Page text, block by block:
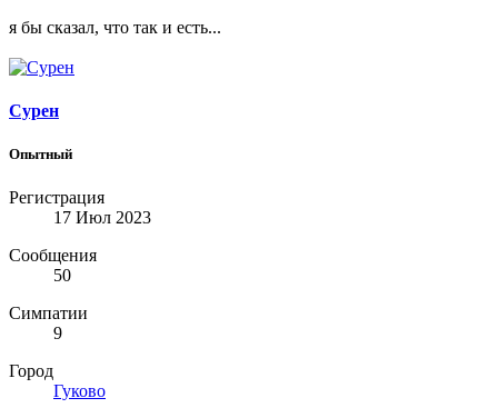
я бы сказал, что так и есть...
Сурен
Опытный
Регистрация
17 Июл 2023
Сообщения
50
Симпатии
9
Город
Гуково